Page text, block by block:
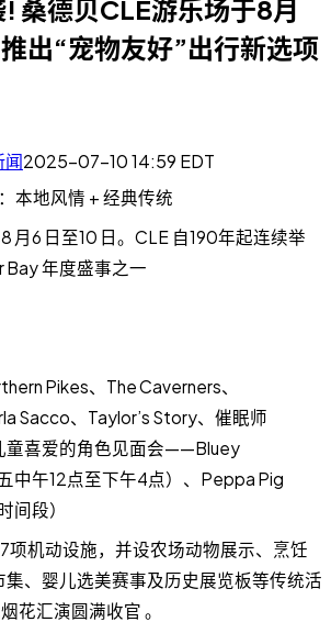
桑德贝CLE游乐场于8月
出“宠物友好”出行新选项
闻2025-07-10 14:59 EDT
本地风情 + 经典传统
月6 日至10 日。CLE 自190年起连续举
Bay 年度盛事之一
Pikes、The Caverners、
Sacco、Taylor’s Story、催眠师
童喜爱的角色见面会——Bluey
中午12点至下午4点）、Peppa Pig
间段）
项机动设施，并设农场动物展示、烹饪
、婴儿选美赛事及历史展览板等传统活
花汇演圆满收官 。